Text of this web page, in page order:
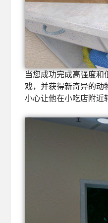
当您成功完成高强度
戏，并获得新奇异的动
小心让他在小吃店附近